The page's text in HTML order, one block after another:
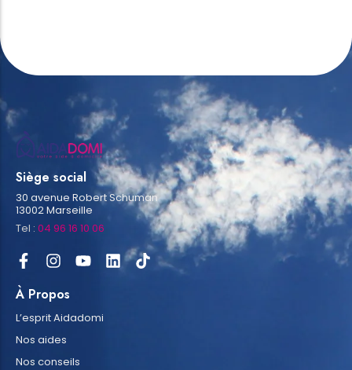
Siège social
30 avenue Robert Schuman
13002 Marseille
Tel : 04 96 16 10 06
À Propos
L’esprit Aidadomi
Nos aides
Nos conseils